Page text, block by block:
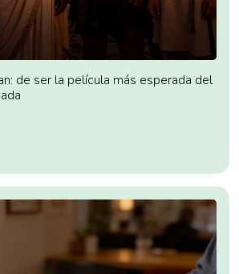
de ser la película más esperada del